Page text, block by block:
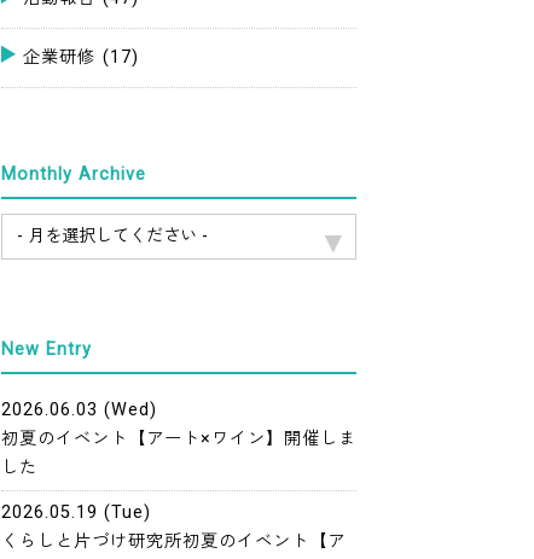
企業研修 (17)
Monthly Archive
New Entry
2026.06.03 (Wed)
初夏のイベント【アート×ワイン】開催しま
した
2026.05.19 (Tue)
くらしと片づけ研究所初夏のイベント【ア